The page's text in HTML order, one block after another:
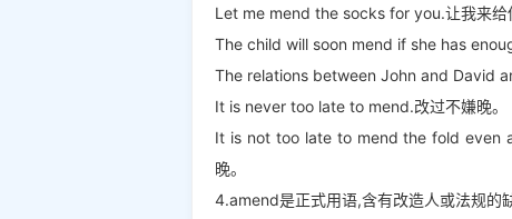
Let me mend the socks for you.让我来给
The child will soon mend if she has
The relations between John and David
It is never too late to mend.改过不嫌晚。
It is not too late to mend the fold even
晚。
4.amend是正式用语,含有改造人或法规的